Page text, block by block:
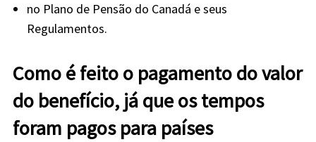
no Plano de Pensão do Canadá e seus
Regulamentos.
Como é feito o pagamento do valor
do benefício, já que os tempos
foram pagos para países